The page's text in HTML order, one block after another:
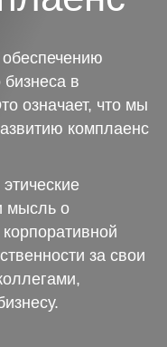
бизнеса в
означает, что мы
комплаенс
мысль о
за свои